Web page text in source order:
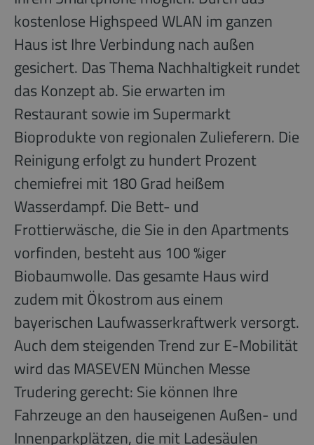
kostenlose Highspeed WLAN im ganzen
Haus ist Ihre Verbindung nach außen
gesichert. Das Thema Nachhaltigkeit rundet
das Konzept ab. Sie erwarten im
Restaurant sowie im Supermarkt
Bioprodukte von regionalen Zulieferern. Die
Reinigung erfolgt zu hundert Prozent
chemiefrei mit 180 Grad heißem
Wasserdampf. Die Bett- und
Frottierwäsche, die Sie in den Apartments
vorfinden, besteht aus 100 %iger
Biobaumwolle. Das gesamte Haus wird
zudem mit Ökostrom aus einem
bayerischen Laufwasserkraftwerk versorgt.
Auch dem steigenden Trend zur E-Mobilität
wird das MASEVEN München Messe
Trudering gerecht: Sie können Ihre
Fahrzeuge an den hauseigenen Außen- und
Innenparkplätzen, die mit Ladesäulen